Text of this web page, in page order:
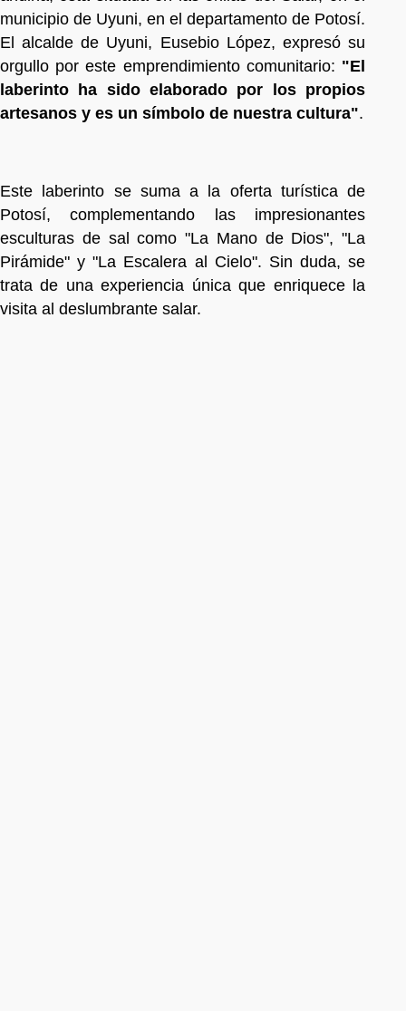
municipio de Uyuni, en el departamento de Potosí.
El alcalde de Uyuni, Eusebio López, expresó su
orgullo por este emprendimiento comunitario: "El
laberinto ha sido elaborado por los propios
artesanos y es un símbolo de nuestra cultura".
Este laberinto se suma a la oferta turística de
Potosí, complementando las impresionantes
esculturas de sal como "La Mano de Dios", "La
Pirámide" y "La Escalera al Cielo". Sin duda, se
trata de una experiencia única que enriquece la
visita al deslumbrante salar.